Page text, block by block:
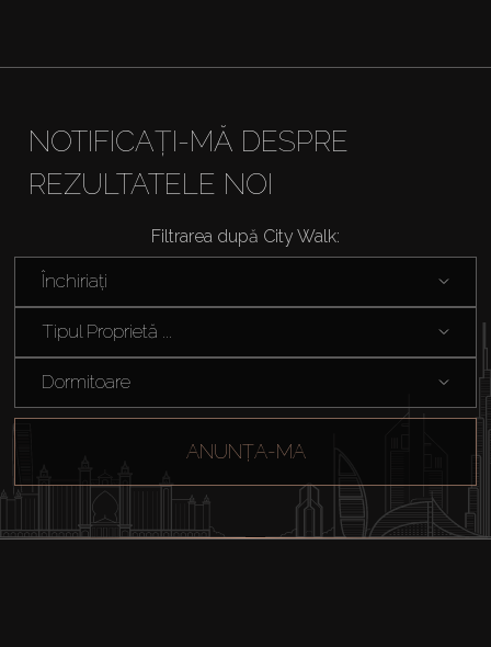
NOTIFICAȚI-MĂ DESPRE
REZULTATELE NOI
Filtrarea după City Walk:
Închiriați
Tipul Proprietă ...
Dormitoare
ANUNȚA-MA